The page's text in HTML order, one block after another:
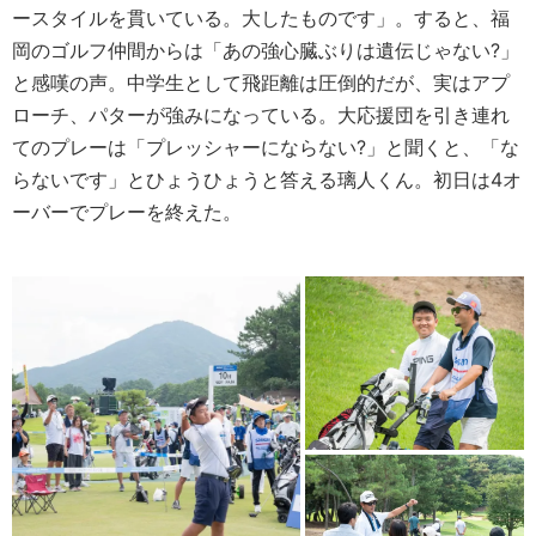
ースタイルを貫いている。大したものです」。すると、福
岡のゴルフ仲間からは「あの強心臓ぶりは遺伝じゃない?」
と感嘆の声。中学生として飛距離は圧倒的だが、実はアプ
ローチ、パターが強みになっている。大応援団を引き連れ
てのプレーは「プレッシャーにならない?」と聞くと、「な
らないです」とひょうひょうと答える璃人くん。初日は4オ
ーバーでプレーを終えた。